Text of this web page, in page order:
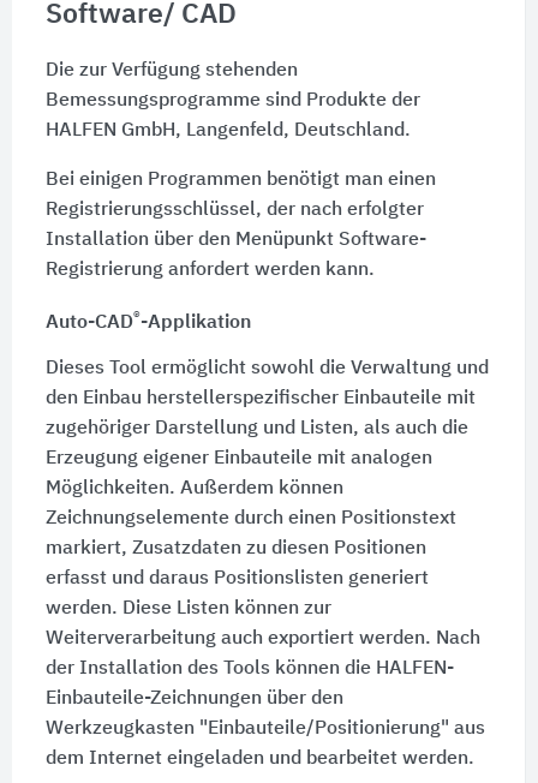
Software/ CAD
Die zur Verfügung stehenden
Bemessungsprogramme sind Produkte der
HALFEN GmbH, Langenfeld, Deutschland.
Bei einigen Programmen benötigt man einen
Registrierungsschlüssel, der nach erfolgter
Installation über den Menüpunkt Software-
Registrierung anfordert werden kann.
Auto-CAD®-Applikation
Dieses Tool ermöglicht sowohl die Verwaltung und
den Einbau herstellerspezifischer Einbauteile mit
zugehöriger Darstellung und Listen, als auch die
Erzeugung eigener Einbauteile mit analogen
Möglichkeiten. Außerdem können
Zeichnungselemente durch einen Positionstext
markiert, Zusatzdaten zu diesen Positionen
erfasst und daraus Positionslisten generiert
werden. Diese Listen können zur
Weiterverarbeitung auch exportiert werden. Nach
der Installation des Tools können die HALFEN-
Einbauteile-Zeichnungen über den
Werkzeugkasten "Einbauteile/Positionierung" aus
dem Internet eingeladen und bearbeitet werden.